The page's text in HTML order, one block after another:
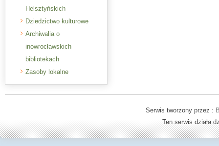
Helsztyńskich
Dziedzictwo kulturowe
Archiwalia o
inowrocławskich
bibliotekach
Zasoby lokalne
Serwis tworzony przez :
Ten serwis działa